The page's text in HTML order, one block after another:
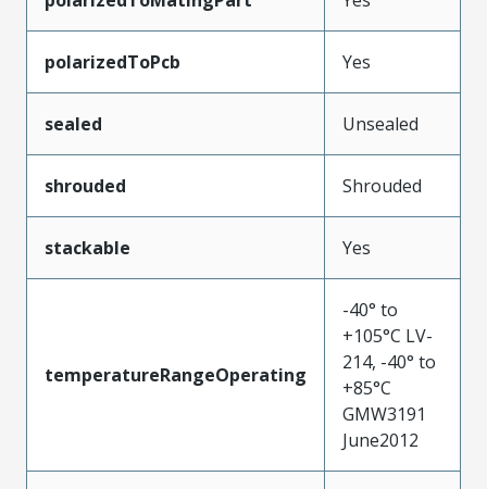
polarizedToPcb Yes
sealed Unsealed
shrouded Shrouded
stackable Yes
temperatureRangeOperating
-40° to
+105°C LV-
214, -40° to
+85°C
GMW3191
June2012